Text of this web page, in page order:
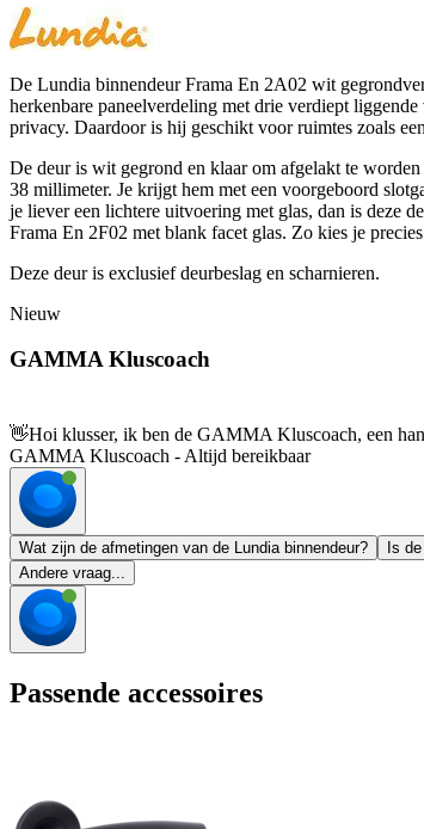
De Lundia binnendeur Frama En 2A02 wit
herkenbare paneelverdeling met drie verdiept
privacy. Daardoor is hij geschikt voor ruimtes zoals
De deur is wit gegrond en klaar om afgelakt te
38 millimeter. Je krijgt hem met een voorgeboord
je liever een lichtere uitvoering met glas, dan is deze
Frama En 2F02 met blank facet glas. Zo kies je
Deze deur is exclusief deurbeslag en scharnieren.
Nieuw
GAMMA Kluscoach
👋Hoi klusser, ik ben de GAMMA Kluscoach, een
GAMMA Kluscoach - Altijd bereikbaar
Wat zijn de afmetingen van de Lundia binnendeur? Is
Andere vraag...
Passende accessoires